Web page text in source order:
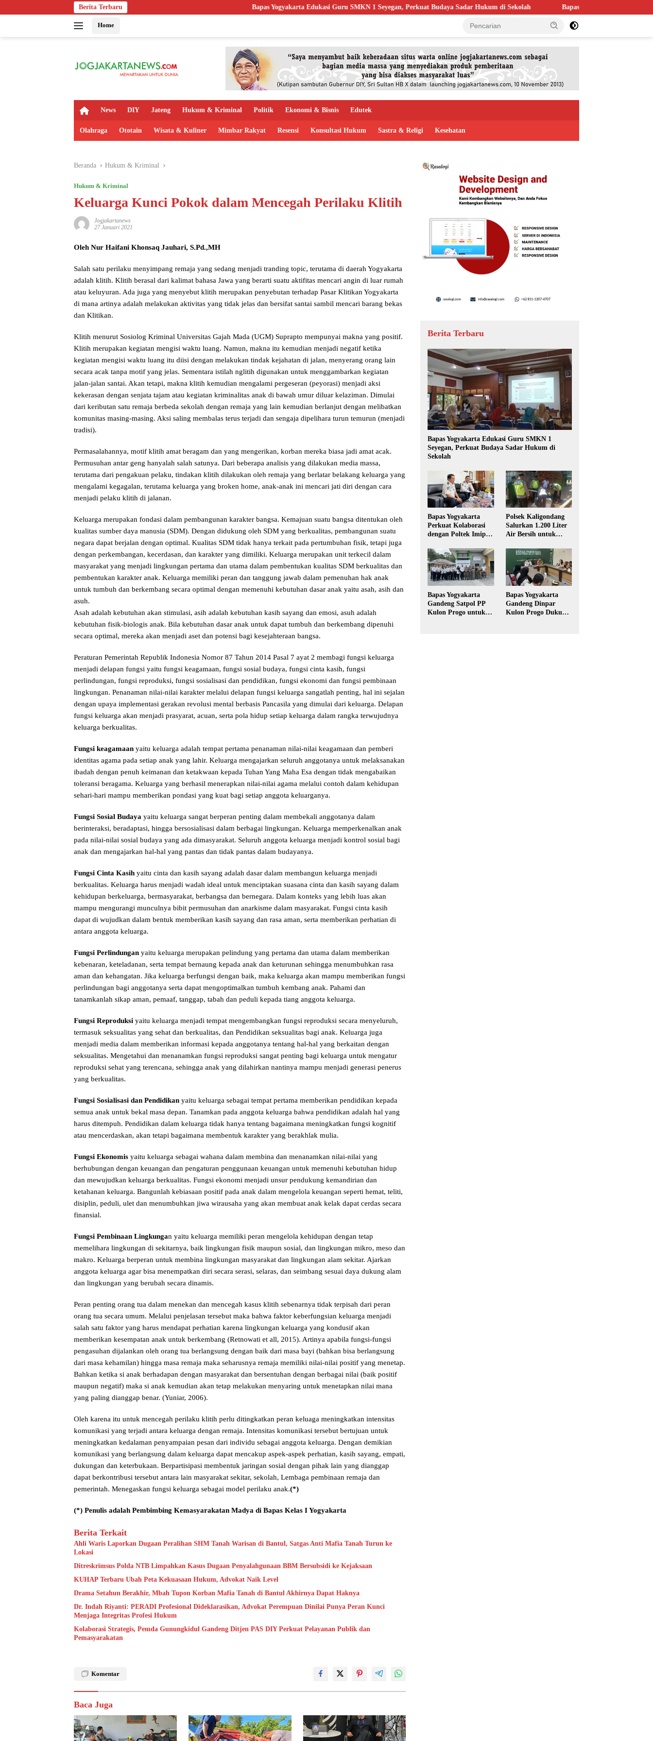
ke
Berita Terbaru Bapas Yogyakarta Edukasi Guru SMKN 1 Seyegan, Perkuat Budaya Sadar Hukum di Sekolah Bapas Yogyakarta Perkuat Kolaborasi dengan
Home
H
m
News DIY Jateng Hukum & Kriminal Politik Ekonomi & Bisnis Edutek
Olahraga Ototain Wisata & Kuliner Mimbar Rakyat Resensi Konsultasi Hukum Sastra & Religi Kesehatan
Beranda Hukum & Kriminal
Hukum & Kriminal
Keluarga Kunci Pokok dalam Mencegah Perilaku Klitih
Jogjakartanews
27 Januari 2021
Oleh Nur Haifani Khonsaq Jauhari, S.Pd.,MH
Salah satu perilaku menyimpang remaja yang sedang menjadi tranding topic, terutama di daerah Yogyakarta
adalah klitih. Klitih berasal dari kalimat bahasa Jawa yang berarti suatu aktifitas mencari angin di luar rumah
atau keluyuran. Ada juga yang menyebut klitih merupakan penyebutan terhadap Pasar Klitikan Yogyakarta
di mana artinya adalah melakukan aktivitas yang tidak jelas dan bersifat santai sambil mencari barang bekas
dan Klitikan.
Klitih menurut Sosiolog Kriminal Universitas Gajah Mada (UGM) Suprapto mempunyai makna yang positif.
Klitih merupakan kegiatan mengisi waktu luang. Namun, makna itu kemudian menjadi negatif ketika
kegiatan mengisi waktu luang itu diisi dengan melakukan tindak kejahatan di jalan, menyerang orang lain
secara acak tanpa motif yang jelas. Sementara istilah nglitih digunakan untuk menggambarkan kegiatan
jalan-jalan santai. Akan tetapi, makna klitih kemudian mengalami pergeseran (peyorasi) menjadi aksi
kekerasan dengan senjata tajam atau kegiatan kriminalitas anak di bawah umur diluar kelaziman. Dimulai
dari keributan satu remaja berbeda sekolah dengan remaja yang lain kemudian berlanjut dengan melibatkan
komunitas masing-masing. Aksi saling membalas terus terjadi dan sengaja dipelihara turun temurun (menjadi
tradisi).
Permasalahannya, motif klitih amat beragam dan yang mengerikan, korban mereka biasa jadi amat acak.
Permusuhan antar geng hanyalah salah satunya. Dari beberapa analisis yang dilakukan media massa,
terutama dari pengakuan pelaku, tindakan klitih dilakukan oleh remaja yang berlatar belakang keluarga yang
mengalami kegagalan, terutama keluarga yang broken home, anak-anak ini mencari jati diri dengan cara
menjadi pelaku klitih di jalanan.
Keluarga merupakan fondasi dalam pembangunan karakter bangsa. Kemajuan suatu bangsa ditentukan oleh
kualitas sumber daya manusia (SDM). Dengan didukung oleh SDM yang berkualitas, pembangunan suatu
negara dapat berjalan dengan optimal. Kualitas SDM tidak hanya terkait pada pertumbuhan fisik, tetapi juga
dengan perkembangan, kecerdasan, dan karakter yang dimiliki. Keluarga merupakan unit terkecil dalam
masyarakat yang menjadi lingkungan pertama dan utama dalam pembentukan kualitas SDM berkualitas dan
pembentukan karakter anak. Keluarga memiliki peran dan tanggung jawab dalam pemenuhan hak anak
untuk tumbuh dan berkembang secara optimal dengan memenuhi kebutuhan dasar anak yaitu asah, asih dan
asuh.
Asah adalah kebutuhan akan stimulasi, asih adalah kebutuhan kasih sayang dan emosi, asuh adalah
kebutuhan fisik-biologis anak. Bila kebutuhan dasar anak untuk dapat tumbuh dan berkembang dipenuhi
secara optimal, mereka akan menjadi aset dan potensi bagi kesejahteraan bangsa.
Peraturan Pemerintah Republik Indonesia Nomor 87 Tahun 2014 Pasal 7 ayat 2 membagi fungsi keluarga
menjadi delapan fungsi yaitu fungsi keagamaan, fungsi sosial budaya, fungsi cinta kasih, fungsi
perlindungan, fungsi reproduksi, fungsi sosialisasi dan pendidikan, fungsi ekonomi dan fungsi pembinaan
lingkungan. Penanaman nilai-nilai karakter melalui delapan fungsi keluarga sangatlah penting, hal ini sejalan
dengan upaya implementasi gerakan revolusi mental berbasis Pancasila yang dimulai dari keluarga. Delapan
fungsi keluarga akan menjadi prasyarat, acuan, serta pola hidup setiap keluarga dalam rangka terwujudnya
keluarga berkualitas.
Fungsi keagamaan yaitu keluarga adalah tempat pertama penanaman nilai-nilai keagamaan dan pemberi
identitas agama pada setiap anak yang lahir. Keluarga mengajarkan seluruh anggotanya untuk melaksanakan
ibadah dengan penuh keimanan dan ketakwaan kepada Tuhan Yang Maha Esa dengan tidak mengabaikan
toleransi beragama. Keluarga yang berhasil menerapkan nilai-nilai agama melalui contoh dalam kehidupan
sehari-hari mampu memberikan pondasi yang kuat bagi setiap anggota keluarganya.
Fungsi Sosial Budaya yaitu keluarga sangat berperan penting dalam membekali anggotanya dalam
berinteraksi, beradaptasi, hingga bersosialisasi dalam berbagai lingkungan. Keluarga memperkenalkan anak
pada nilai-nilai sosial budaya yang ada dimasyarakat. Seluruh anggota keluarga menjadi kontrol sosial bagi
anak dan mengajarkan hal-hal yang pantas dan tidak pantas dalam budayanya.
Fungsi Cinta Kasih yaitu cinta dan kasih sayang adalah dasar dalam membangun keluarga menjadi
berkualitas. Keluarga harus menjadi wadah ideal untuk menciptakan suasana cinta dan kasih sayang dalam
kehidupan berkeluarga, bermasyarakat, berbangsa dan bernegara. Dalam konteks yang lebih luas akan
mampu mengurangi munculnya bibit permusuhan dan anarkisme dalam masyarakat. Fungsi cinta kasih
dapat di wujudkan dalam bentuk memberikan kasih sayang dan rasa aman, serta memberikan perhatian di
antara anggota keluarga.
Fungsi Perlindungan yaitu keluarga merupakan pelindung yang pertama dan utama dalam memberikan
kebenaran, keteladanan, serta tempat bernaung kepada anak dan keturunan sehingga menumbuhkan rasa
aman dan kehangatan. Jika keluarga berfungsi dengan baik, maka keluarga akan mampu memberikan fungsi
perlindungan bagi anggotanya serta dapat mengoptimalkan tumbuh kembang anak. Pahami dan
tanamkanlah sikap aman, pemaaf, tanggap, tabah dan peduli kepada tiang anggota keluarga.
Fungsi Reproduksi yaitu keluarga menjadi tempat mengembangkan fungsi reproduksi secara menyeluruh,
termasuk seksualitas yang sehat dan berkualitas, dan Pendidikan seksualitas bagi anak. Keluarga juga
menjadi media dalam memberikan informasi kepada anggotanya tentang hal-hal yang berkaitan dengan
seksualitas. Mengetahui dan menanamkan fungsi reproduksi sangat penting bagi keluarga untuk mengatur
reproduksi sehat yang terencana, sehingga anak yang dilahirkan nantinya mampu menjadi generasi penerus
yang berkualitas.
Fungsi Sosialisasi dan Pendidikan yaitu keluarga sebagai tempat pertama memberikan pendidikan kepada
semua anak untuk bekal masa depan. Tanamkan pada anggota keluarga bahwa pendidikan adalah hal yang
harus ditempuh. Pendidikan dalam keluarga tidak hanya tentang bagaimana meningkatkan fungsi kognitif
atau mencerdaskan, akan tetapi bagaimana membentuk karakter yang berakhlak mulia.
Fungsi Ekonomis yaitu keluarga sebagai wahana dalam membina dan menanamkan nilai-nilai yang
berhubungan dengan keuangan dan pengaturan penggunaan keuangan untuk memenuhi kebutuhan hidup
dan mewujudkan keluarga berkualitas. Fungsi ekonomi menjadi unsur pendukung kemandirian dan
ketahanan keluarga. Bangunlah kebiasaan positif pada anak dalam mengelola keuangan seperti hemat, teliti,
disiplin, peduli, ulet dan menumbuhkan jiwa wirausaha yang akan membuat anak kelak dapat cerdas secara
finansial.
Fungsi Pembinaan Lingkungan yaitu keluarga memiliki peran mengelola kehidupan dengan tetap
memelihara lingkungan di sekitarnya, baik lingkungan fisik maupun sosial, dan lingkungan mikro, meso dan
makro. Keluarga berperan untuk membina lingkungan masyarakat dan lingkungan alam sekitar. Ajarkan
anggota keluarga agar bisa menempatkan diri secara serasi, selaras, dan seimbang sesuai daya dukung alam
dan lingkungan yang berubah secara dinamis.
Peran penting orang tua dalam menekan dan mencegah kasus klitih sebenarnya tidak terpisah dari peran
orang tua secara umum. Melalui penjelasan tersebut maka bahwa faktor keberfungsian keluarga menjadi
salah satu faktor yang harus mendapat perhatian karena lingkungan keluarga yang kondusif akan
memberikan kesempatan anak untuk berkembang (Retnowati et all, 2015). Artinya apabila fungsi-fungsi
pengasuhan dijalankan oleh orang tua berlangsung dengan baik dari masa bayi (bahkan bisa berlangsung
dari masa kehamilan) hingga masa remaja maka seharusnya remaja memiliki nilai-nilai positif yang menetap.
Bahkan ketika si anak berhadapan dengan masyarakat dan bersentuhan dengan berbagai nilai (baik positif
maupun negatif) maka si anak kemudian akan tetap melakukan menyaring untuk menetapkan nilai mana
yang paling dianggap benar. (Yuniar, 2006).
Oleh karena itu untuk mencegah perilaku klitih perlu ditingkatkan peran keluaga meningkatkan intensitas
komunikasi yang terjadi antara keluarga dengan remaja. Intensitas komunikasi tersebut bertujuan untuk
meningkatkan kedalaman penyampaian pesan dari individu sebagai anggota keluarga. Dengan demikian
komunikasi yang berlangsung dalam keluarga dapat mencakup aspek-aspek perhatian, kasih sayang, empati,
dukungan dan keterbukaan. Berpartisipasi membentuk jaringan sosial dengan pihak lain yang dianggap
dapat berkontribusi tersebut antara lain masyarakat sekitar, sekolah, Lembaga pembinaan remaja dan
pemerintah. Menegaskan fungsi keluarga sebagai model perilaku anak.(*)
(*) Penulis adalah Pembimbing Kemasyarakatan Madya di Bapas Kelas I Yogyakarta
Berita Terkait
Ahli Waris Laporkan Dugaan Peralihan SHM Tanah Warisan di Bantul, Satgas Anti Mafia Tanah Turun ke
Lokasi
Ditreskrimsus Polda NTB Limpahkan Kasus Dugaan Penyalahgunaan BBM Bersubsidi ke Kejaksaan
KUHAP Terbaru Ubah Peta Kekuasaan Hukum, Advokat Naik Level
Drama Setahun Berakhir, Mbah Tupon Korban Mafia Tanah di Bantul Akhirnya Dapat Haknya
Dr. Indah Riyanti: PERADI Profesional Dideklarasikan, Advokat Perempuan Dinilai Punya Peran Kunci
Menjaga Integritas Profesi Hukum
Kolaborasi Strategis, Pemda Gunungkidul Gandeng Ditjen PAS DIY Perkuat Pelayanan Publik dan
Pemasyarakatan
Komentar
Baca Juga
Berita Terbaru
Bapas Yogyakarta Edukasi Guru SMKN 1
Seyegan, Perkuat Budaya Sadar Hukum di
Sekolah
Bapas Yogyakarta
Perkuat Kolaborasi
dengan Poltek Imipas,
Magang Taruna
Polsek Kaligondang
Salurkan 1.200 Liter
Air Bersih untuk
Kekeringan di
Purbalingga
Bapas Yogyakarta
Gandeng Satpol PP
Kulon Progo untuk
Bapas Yogyakarta
Gandeng Dinpar
Kulon Progo Dukung